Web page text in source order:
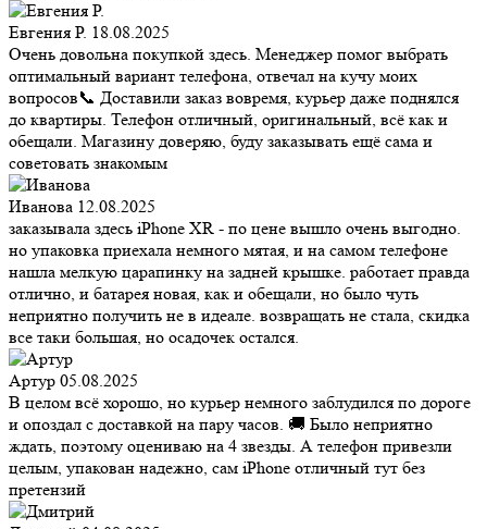
Евгения Р. 18.08.2025
Очень довольна покупкой здесь. Менеджер помог выбрать
оптимальный вариант телефона, отвечал на кучу моих
вопросов📞 Доставили заказ вовремя, курьер даже поднялся
до квартиры. Телефон отличный, оригинальный, всё как и
обещали. Магазину доверяю, буду заказывать ещё сама и
советовать знакомым
Иванова 12.08.2025
заказывала здесь iPhone XR - по цене вышло очень выгодно.
но упаковка приехала немного мятая, и на самом телефоне
нашла мелкую царапинку на задней крышке. работает правда
отлично, и батарея новая, как и обещали, но было чуть
неприятно получить не в идеале. возвращать не стала, скидка
все таки большая, но осадочек остался.
Артур 05.08.2025
В целом всё хорошо, но курьер немного заблудился по дороге
и опоздал с доставкой на пару часов. 🚚 Было неприятно
ждать, поэтому оцениваю на 4 звезды. А телефон привезли
целым, упакован надежно, сам iPhone отличный тут без
претензий